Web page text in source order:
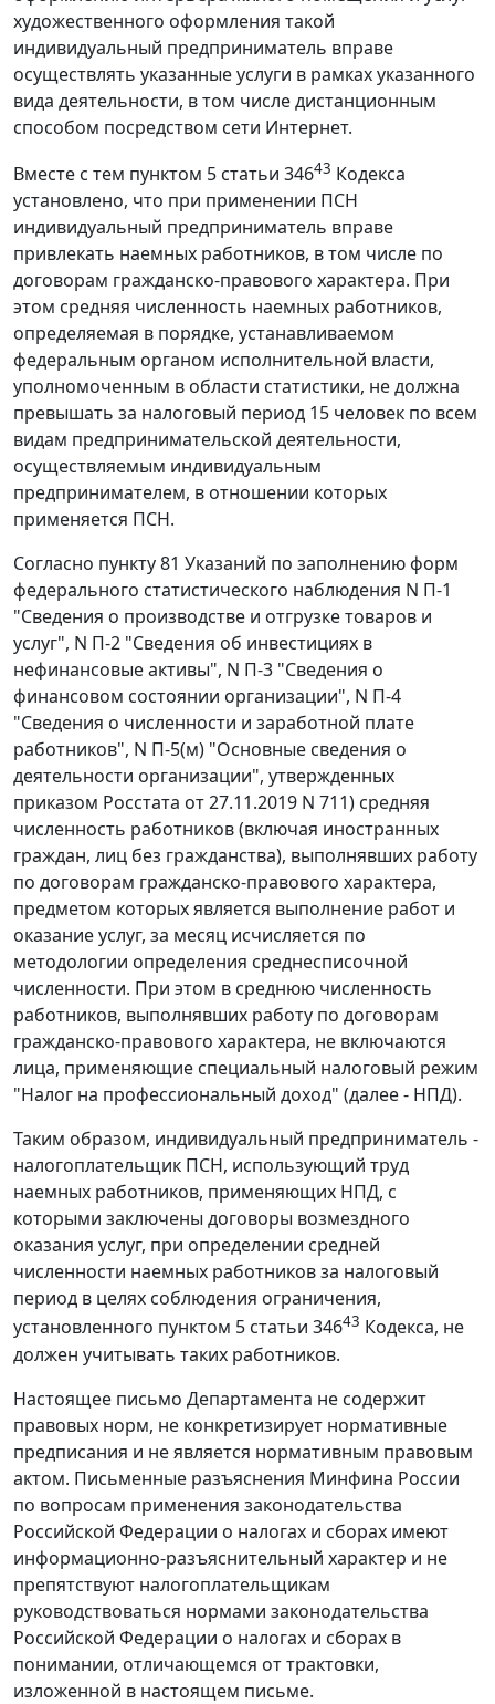
художественного оформления такой
индивидуальный предприниматель вправе
осуществлять указанные услуги в рамках указанного
вида деятельности, в том числе дистанционным
способом посредством сети Интернет.
Вместе с тем пунктом 5 статьи 34643 Кодекса
установлено, что при применении ПСН
индивидуальный предприниматель вправе
привлекать наемных работников, в том числе по
договорам гражданско-правового характера. При
этом средняя численность наемных работников,
определяемая в порядке, устанавливаемом
федеральным органом исполнительной власти,
уполномоченным в области статистики, не должна
превышать за налоговый период 15 человек по всем
видам предпринимательской деятельности,
осуществляемым индивидуальным
предпринимателем, в отношении которых
применяется ПСН.
Согласно пункту 81 Указаний по заполнению форм
федерального статистического наблюдения N П-1
"Сведения о производстве и отгрузке товаров и
услуг", N П-2 "Сведения об инвестициях в
нефинансовые активы", N П-3 "Сведения о
финансовом состоянии организации", N П-4
"Сведения о численности и заработной плате
работников", N П-5(м) "Основные сведения о
деятельности организации", утвержденных
приказом Росстата от 27.11.2019 N 711) средняя
численность работников (включая иностранных
граждан, лиц без гражданства), выполнявших работу
по договорам гражданско-правового характера,
предметом которых является выполнение работ и
оказание услуг, за месяц исчисляется по
методологии определения среднесписочной
численности. При этом в среднюю численность
работников, выполнявших работу по договорам
гражданско-правового характера, не включаются
лица, применяющие специальный налоговый режим
"Налог на профессиональный доход" (далее - НПД).
Таким образом, индивидуальный предприниматель -
налогоплательщик ПСН, использующий труд
наемных работников, применяющих НПД, с
которыми заключены договоры возмездного
оказания услуг, при определении средней
численности наемных работников за налоговый
период в целях соблюдения ограничения,
установленного пунктом 5 статьи 34643 Кодекса, не
должен учитывать таких работников.
Настоящее письмо Департамента не содержит
правовых норм, не конкретизирует нормативные
предписания и не является нормативным правовым
актом. Письменные разъяснения Минфина России
по вопросам применения законодательства
Российской Федерации о налогах и сборах имеют
информационно-разъяснительный характер и не
препятствуют налогоплательщикам
руководствоваться нормами законодательства
Российской Федерации о налогах и сборах в
понимании, отличающемся от трактовки,
изложенной в настоящем письме.